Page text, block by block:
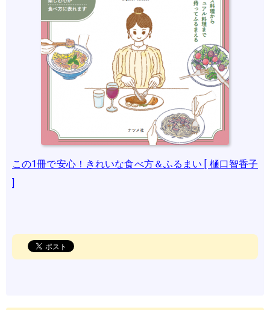
この1冊で安心！きれいな食べ方＆ふるまい [ 樋口智香子
]